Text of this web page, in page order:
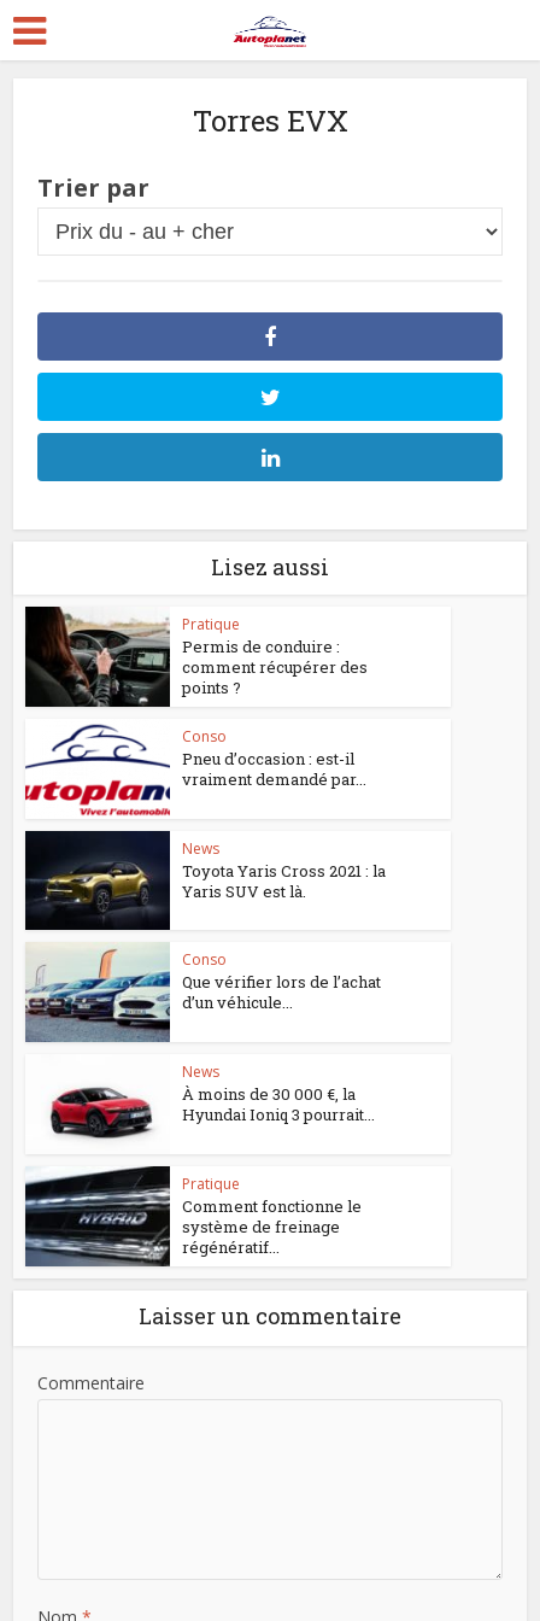
Torres EVX
Trier par
Lisez aussi
Pratique
Permis de conduire :
comment récupérer des
points ?
Conso
Pneu d’occasion : est-il
vraiment demandé par...
News
Toyota Yaris Cross 2021 : la
Yaris SUV est là.
Conso
Que vérifier lors de l’achat
d’un véhicule...
News
À moins de 30 000 €, la
Hyundai Ioniq 3 pourrait...
Pratique
Comment fonctionne le
système de freinage
régénératif...
Laisser un commentaire
Commentaire
Nom*